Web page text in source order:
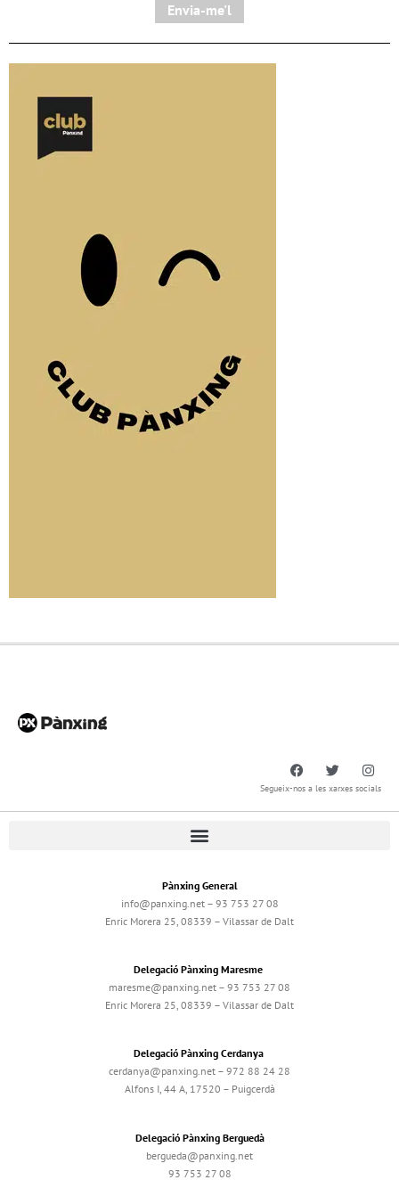
Envia-me'l
Segueix-nos a les xarxes socials
Pànxing General
info@panxing.net – 93 753 27 08
Enric Morera 25, 08339 – Vilassar de Dalt
Delegació Pànxing Maresme
maresme@panxing.net – 93 753 27 08
Enric Morera 25, 08339 – Vilassar de Dalt
Delegació Pànxing Cerdanya
cerdanya@panxing.net – 972 88 24 28
Alfons I, 44 A, 17520 – Puigcerdà
Delegació Pànxing Berguedà
bergueda@panxing.net
93 753 27 08